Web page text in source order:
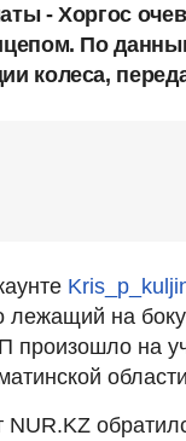
- Хоргос
По
колеса,
лежащий на
произошло на
NUR.KZ